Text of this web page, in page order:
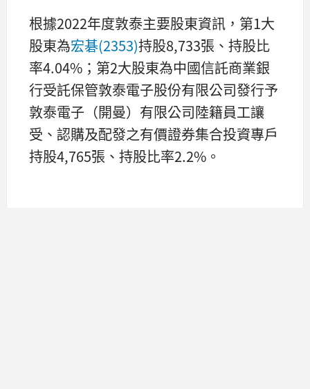
根據2022年度敦泰主要股東資訊，第1大
股東為宏碁(2353)持股8,733張、持股比
率4.04%；第2大股東為中國信託商業銀
行受託保管敦泰電子股份有限公司發行予
敦泰電子（開曼）有限公司陸籍員工讓
受、認購及配發之有價證券集合投資專戶
持股4,765張、持股比率2.2%。